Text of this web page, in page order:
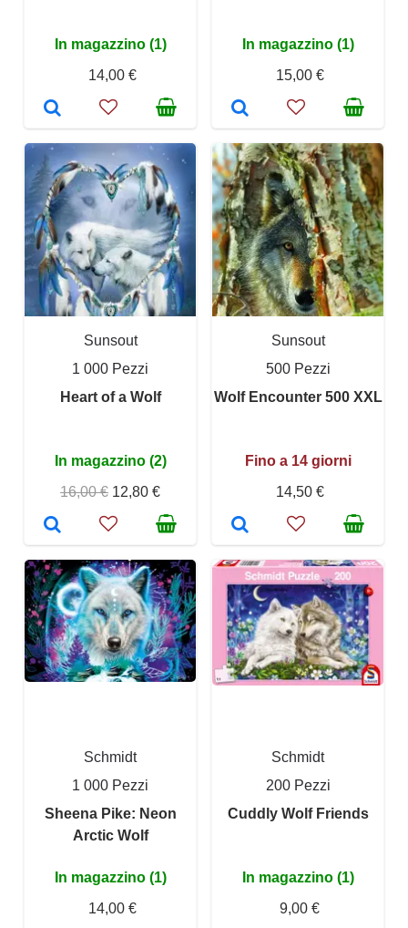
In magazzino (1)
14,00 €
In magazzino (1)
15,00 €
Sunsout
1 000 Pezzi
Heart of a Wolf
In magazzino (2)
16,00 € 12,80 €
Sunsout
500 Pezzi
Wolf Encounter 500 XXL
Fino a 14 giorni
14,50 €
Schmidt
1 000 Pezzi
Sheena Pike: Neon
Arctic Wolf
In magazzino (1)
14,00 €
Schmidt
200 Pezzi
Cuddly Wolf Friends
In magazzino (1)
9,00 €